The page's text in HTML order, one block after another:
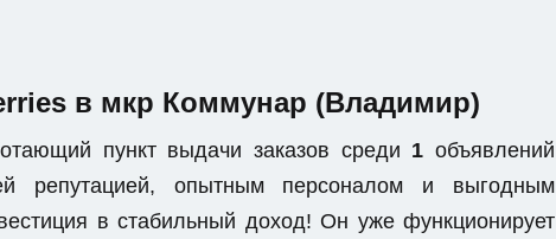
в мкр Коммунар (Владимир)
пункт выдачи заказов среди 1 объявлений
репутацией, опытным персоналом и выгодным
в стабильный доход! Он уже функционирует